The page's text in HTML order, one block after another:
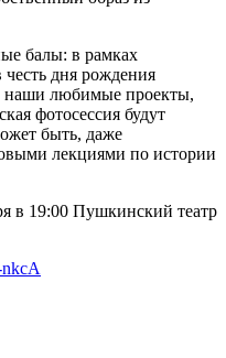
балы: в рамках
честь дня рождения
наши любимые проекты,
фотосессия будут
быть, даже
лекциями по истории
в 19:00 Пушкинский театр